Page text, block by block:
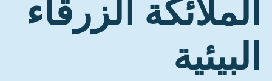
الملائكة الزرقاء
البيئية